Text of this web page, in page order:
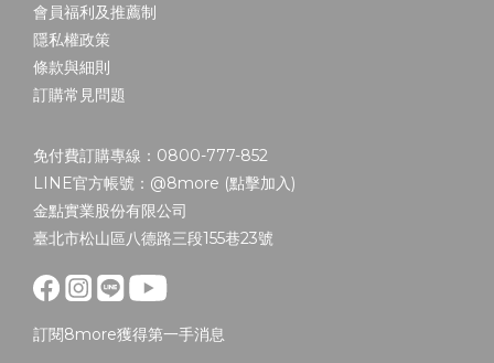
會員福利及推薦制
隱私權政策
條款與細則
訂購常見問題
免付費訂購專線：0800-777-852
LINE官方帳號：@8more (點擊加入)
金點實業股份有限公司
臺北市松山區八德路三段155巷23號
訂閱8more獲得第一手消息